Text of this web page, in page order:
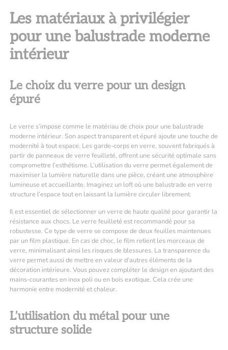
Les matériaux à privilégier
pour une balustrade moderne
intérieur
Le choix du verre pour un design
épuré
Le verre s’impose comme le matériau de choix pour une balustrade
moderne intérieur. Son aspect transparent et épuré ajoute une touche de
modernité à tout espace. Les garde-corps en verre, souvent fabriqués à
partir de panneaux de verre feuilleté, offrent une sécurité optimale sans
compromettre l’esthétisme. L’utilisation du verre permet également de
maximiser la lumière naturelle dans une pièce, créant une atmosphère
lumineuse et accueillante. Imaginez un loft où une balustrade en verre
structure l’espace tout en laissant la lumière circuler librement.
Il est essentiel de sélectionner un verre de haute qualité pour garantir la
résistance aux chocs. Le verre feuilleté est recommandé pour sa
robustesse. Ce type de verre se compose de deux feuilles maintenues
par un film plastique. En cas de choc, le film retient les morceaux de
verre, minimalisant ainsi les risques de blessures. La transparence du
verre permet aussi de mettre en valeur d’autres éléments de la
décoration intérieure. Vous pouvez compléter le design en ajoutant des
mains-courantes en inox poli ou en bois exotique. Cela crée une
harmonie entre modernité et chaleur.
L’utilisation du métal pour une
structure solide